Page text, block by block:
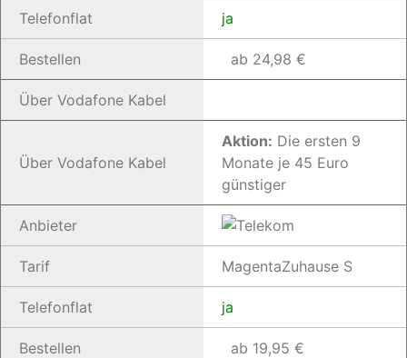
Telefonflat ja
Bestellen ab 24,98 €
Über Vodafone Kabel
Über Vodafone Kabel
Aktion: Die ersten 9
Monate je 45 Euro
günstiger
Anbieter
Tarif MagentaZuhause S
Telefonflat ja
Bestellen ab 19,95 €